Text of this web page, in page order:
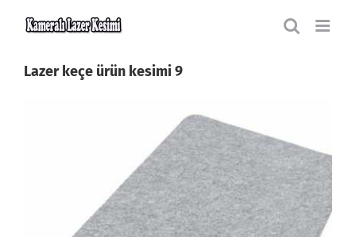
Lazer keçe ürün kesimi 9